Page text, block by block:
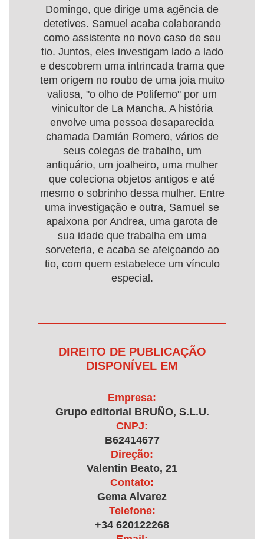
Domingo, que dirige uma agência de
detetives. Samuel acaba colaborando
como assistente no novo caso de seu
tio. Juntos, eles investigam lado a lado
e descobrem uma intrincada trama que
tem origem no roubo de uma joia muito
valiosa, "o olho de Polifemo" por um
vinicultor de La Mancha. A história
envolve uma pessoa desaparecida
chamada Damián Romero, vários de
seus colegas de trabalho, um
antiquário, um joalheiro, uma mulher
que coleciona objetos antigos e até
mesmo o sobrinho dessa mulher. Entre
uma investigação e outra, Samuel se
apaixona por Andrea, uma garota de
sua idade que trabalha em uma
sorveteria, e acaba se afeiçoando ao
tio, com quem estabelece um vínculo
especial.
DIREITO DE PUBLICAÇÃO
DISPONÍVEL EM
Empresa:
Grupo editorial BRUÑO, S.L.U.
CNPJ:
B62414677
Direção:
Valentin Beato, 21
Contato:
Gema Alvarez
Telefone:
+34 620122268